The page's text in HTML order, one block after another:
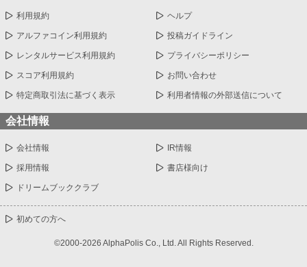
利用規約 ヘルプ
アルファコイン利用規約 投稿ガイドライン
レンタルサービス利用規約 プライバシーポリシー
スコア利用規約 お問い合わせ
特定商取引法に基づく表示 利用者情報の外部送信について
会社情報
会社情報 IR情報
採用情報 書店様向け
ドリームブッククラブ
初めての方へ
©2000-2026 AlphaPolis Co., Ltd. All Rights Reserved.